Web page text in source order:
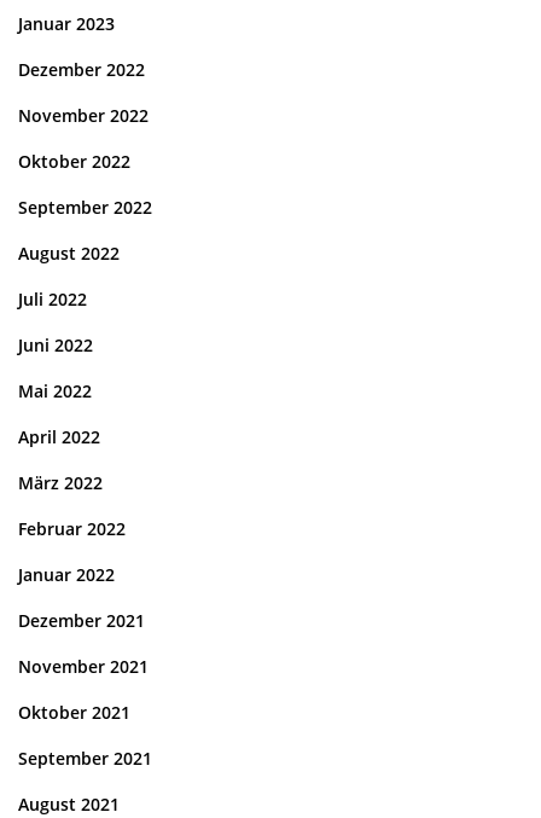
Januar 2023
Dezember 2022
November 2022
Oktober 2022
September 2022
August 2022
Juli 2022
Juni 2022
Mai 2022
April 2022
März 2022
Februar 2022
Januar 2022
Dezember 2021
November 2021
Oktober 2021
September 2021
August 2021